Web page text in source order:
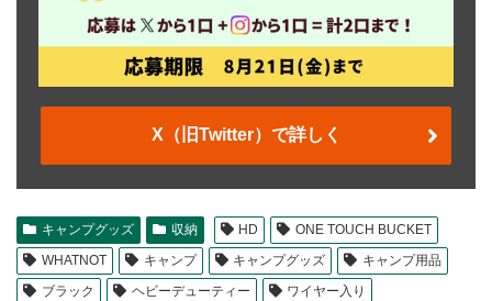
X（旧Twitter）で詳しく
キャンプグッズ 収納 HD
ONE TOUCH BUCKET
WHATNOT
キャンプ キャンプグッズ
キャンプ用品
ブラック
ヘビーデューティー
ワイヤー入り